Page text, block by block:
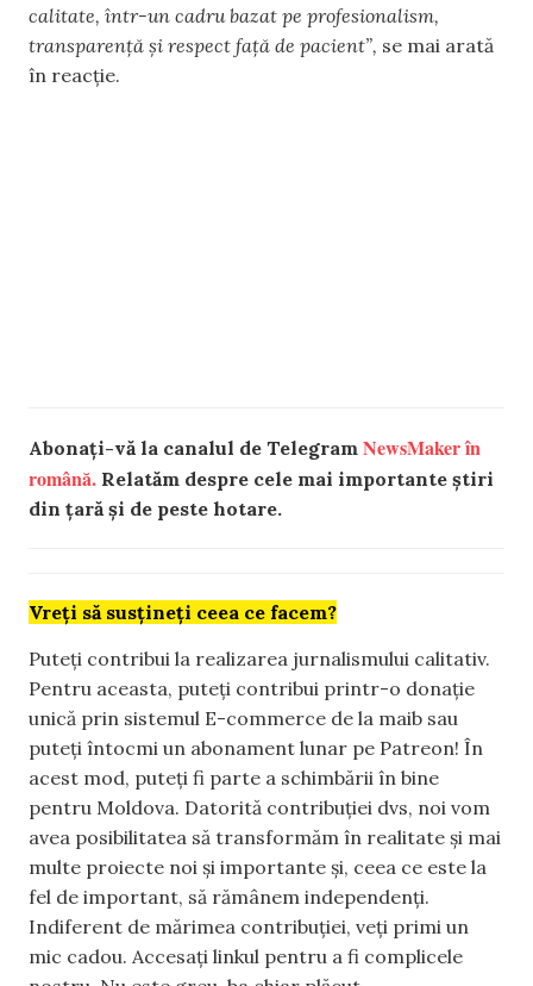
calitate, într-un cadru bazat pe profesionalism,
transparență și respect față de pacient”, se mai arată
în reacție.
Abonați-vă la canalul de Telegram NewsMaker în
română. Relatăm despre cele mai importante știri
din țară și de peste hotare.
Vreți să susțineți ceea ce facem?
Puteți contribui la realizarea jurnalismului calitativ.
Pentru aceasta, puteți contribui printr-o donație
unică prin sistemul E-commerce de la maib sau
puteți întocmi un abonament lunar pe Patreon! În
acest mod, puteți fi parte a schimbării în bine
pentru Moldova. Datorită contribuției dvs, noi vom
avea posibilitatea să transformăm în realitate și mai
multe proiecte noi și importante și, ceea ce este la
fel de important, să rămânem independenți.
Indiferent de mărimea contribuției, veți primi un
mic cadou. Accesați linkul pentru a fi complicele